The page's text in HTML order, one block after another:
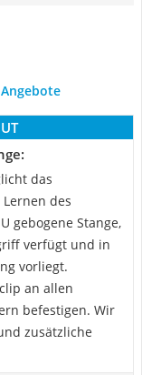
das
des
gebogene Stange,
verfügt und in
vorliegt.
an allen
befestigen. Wir
zusätzliche